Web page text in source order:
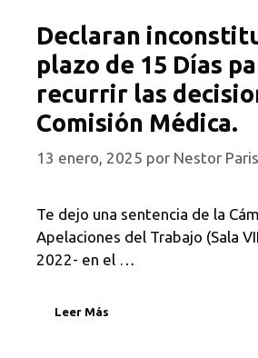
Declaran
plazo de 15 Días
recurrir las
Comisión Médica.
13 enero, 2025 por Nestor
Te dejo una sentencia de la
Apelaciones del Trabajo (Sala
2022- en el …
Leer Más